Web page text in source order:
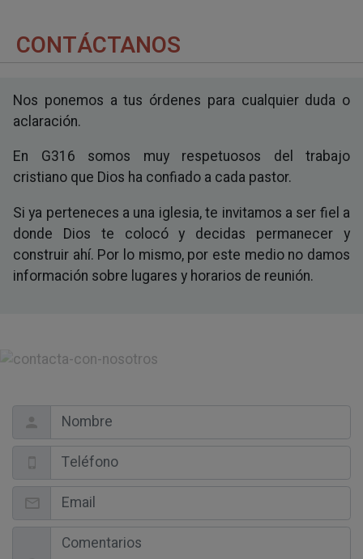
CONTÁCTANOS
Nos ponemos a tus órdenes para cualquier duda o
aclaración.
En G316 somos muy respetuosos del trabajo
cristiano que Dios ha confiado a cada pastor.
Si ya perteneces a una iglesia, te invitamos a ser fiel a
donde Dios te colocó y decidas permanecer y
construir ahí. Por lo mismo, por este medio no damos
información sobre lugares y horarios de reunión.